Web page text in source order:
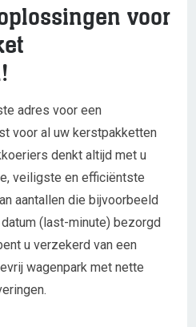
voor
adres voor een
voor al uw kerstpakketten
denkt altijd met u
veiligste en efficiëntste
aantallen die bijvoorbeeld
(last-minute) bezorgd
u verzekerd van een
wagenpark met nette